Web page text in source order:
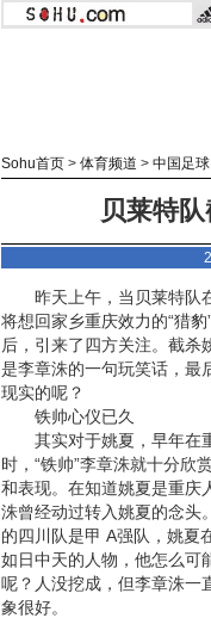
Sohu首页 > 体育频道 > 中国足球
贝莱特
昨天上午，当贝莱特队
将想回家乡重庆效力的“猎豹
后，引来了四方关注。截杀
是李章洙的一句玩笑话，最
现实的呢？
铁帅心仪已久
其实对于姚夏，早年在
时，“铁帅”李章洙就十分欣
和表现。在知道姚夏是重庆
洙曾经动过转入姚夏的念头
的四川队是甲 A强队，姚夏
如日中天的人物，他怎么可
呢？人没挖成，但李章洙一
象很好。